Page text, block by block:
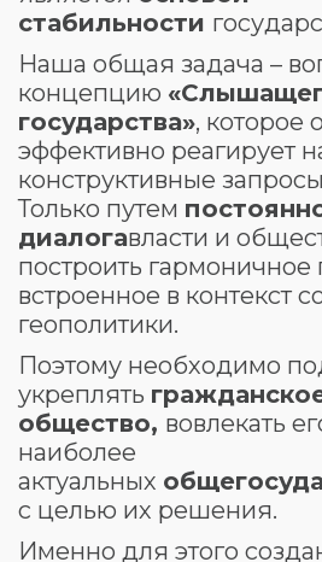
стабильности
Наша общая задача –
концепцию
государства», которое
эффективно реагирует
конструктивные
Только путем
диалогавласти и
построить гармоничное
встроенное в контекст
геополитики.
Поэтому необходимо
укреплять
общество, вовлекать
наиболее
актуальных
с целью их решения.
Именно для этого